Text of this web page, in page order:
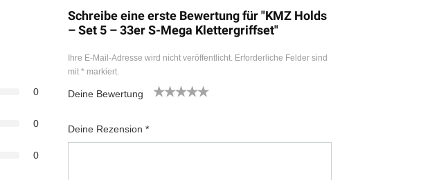
0
0
0
Schreibe eine erste Bewertung für "KMZ Holds
– Set 5 – 33er S-Mega Klettergriffset"
Ihre E-Mail-Adresse wird nicht veröffentlicht.Erforderliche Felder sind
mit *markiert.
Deine Bewertung
Deine Rezension *